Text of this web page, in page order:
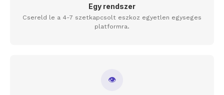
Egy rendszer
Csereld le a 4-7 szetkapcsolt eszkoz egyetlen egyseges
platformra.
👁